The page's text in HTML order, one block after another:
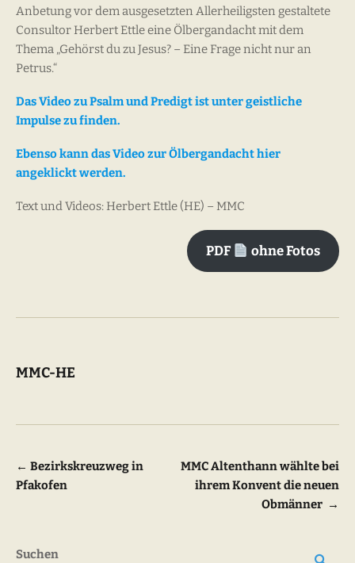
Anbetung vor dem ausgesetzten Allerheiligsten gestaltete
Consultor Herbert Ettle eine Ölbergandacht mit dem
Thema „Gehörst du zu Jesus? – Eine Frage nicht nur an
Petrus.“
Das Video zu Psalm und Predigt ist unter geistliche
Impulse zu finden.
Ebenso kann das Video zur Ölbergandacht hier
angeklickt werden.
Text und Videos: Herbert Ettle (HE) – MMC
PDF ohne Fotos
MMC-HE
Beitragsnavigation
← Bezirkskreuzweg in
Pfakofen
MMC Altenthann wählte bei
ihrem Konvent die neuen
Obmänner →
Suchen